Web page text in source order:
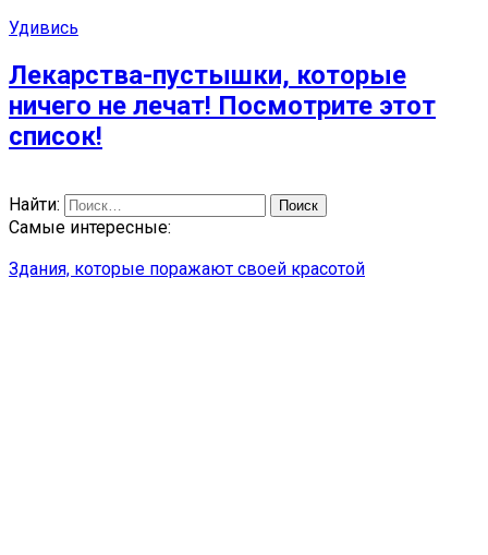
Удивись
Лекарства-пустышки, которые
ничего не лечат! Посмотрите этот
список!
Найти:
Самые интересные:
Здания, которые поражают своей красотой